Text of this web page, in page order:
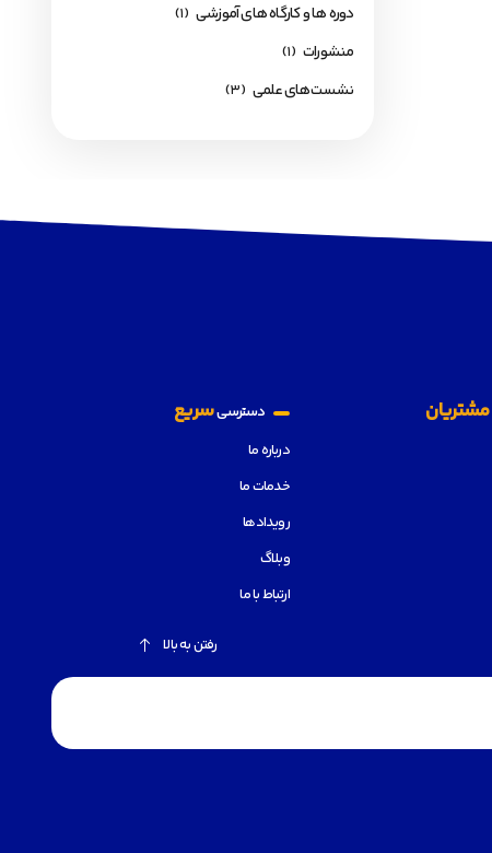
دوره ها و کارگاه های آموزشی (1)
منشورات (1)
نشست‌های علمی (3)
مشتریان دسترسیسریع
درباره ما
خدمات ما
رویدادها
وبلاگ
ارتباط با ما
رفتن به بالا